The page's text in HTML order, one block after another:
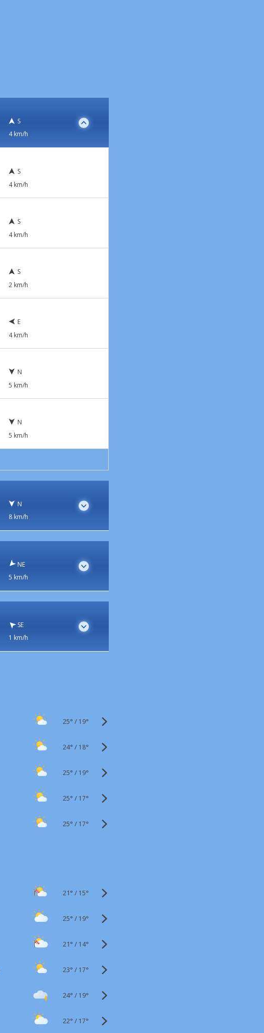
S
4 km/h
S
4 km/h
S
4 km/h
S
2 km/h
E
4 km/h
N
5 km/h
N
5 km/h
N
8 km/h
NE
5 km/h
SE
1 km/h
25° / 19°
24° / 18°
25° / 19°
25° / 17°
25° / 17°
21° / 15°
25° / 19°
21° / 14°
23° / 17°
24° / 19°
22° / 17°